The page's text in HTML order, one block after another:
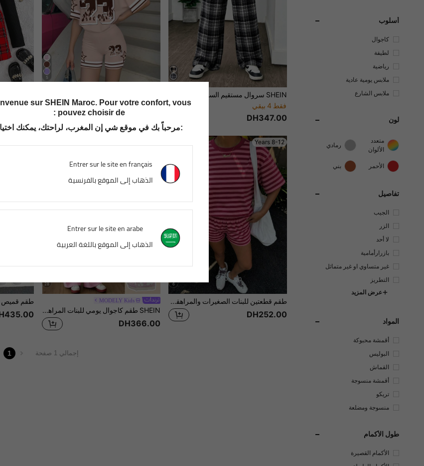
أسلوب
كاجوال
لطيفة
رياضية
ملابس يومية عادية
ملابس الشارع
لون
متعدد
الألوان
رمادي
الأحمر بني
تفاصيل
الجيب
الزر
لا أحد
بازرارأمامية
غير متساوي او غير متماثل
التطريز
عرض المزيد
المواد
أقمشة محبوكة
البوليس
القماش
أقمشة منسوجة
تريكو
منسوجة ومضلعة
طول الأكمام
الأكمام القصيرة
فقط 4 بيقي
DH347.00
5
DH267.00
8-12 Years
6
طقم قطعتين للبنات الصغيرات والمراهقات بتصميم كاجوال محتشم وبسيط، بنمط مربعات وردي، أكمام قصيرة وشورت، مناسب للصيف والعودة للمدرسة والعطلات العائلية
DH252.00
28
MODELY Kids
SHEIN طقم كاجوال يومي للبنات المراهقات بقميص تي شيرت بأكمام قصيرة وياقة دائرية مطبوع عليه حروف وأرقام مع بنطال كارغو
DH366.00
إجمالي 1 صفحة 1
sur SHEIN Maroc. Pour votre confort, vous
pouvez choisir de :
مرحباً بك في موقع شي إن المغرب، لراحتك، يمكنك اختيار:
Entrer sur le site en français
الذهاب إلى الموقع بالفرنسية
Entrer sur le site en arabe
الذهاب إلى الموقع باللغة العربية